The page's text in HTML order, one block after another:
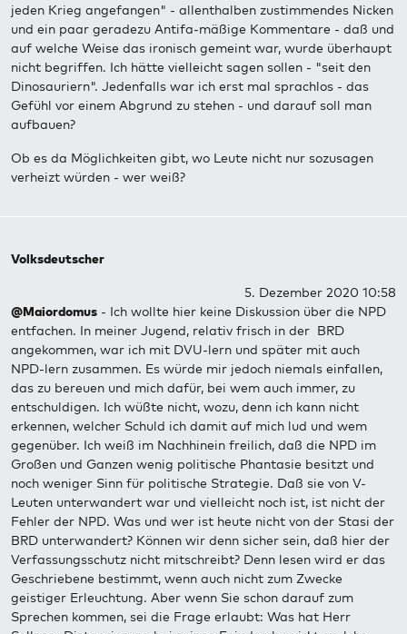
jeden Krieg angefangen" - allenthalben zustimmendes Nicken
und ein paar geradezu Antifa-mäßige Kommentare - daß und
auf welche Weise das ironisch gemeint war, wurde überhaupt
nicht begriffen. Ich hätte vielleicht sagen sollen - "seit den
Dinosauriern". Jedenfalls war ich erst mal sprachlos - das
Gefühl vor einem Abgrund zu stehen - und darauf soll man
aufbauen?
Ob es da Möglichkeiten gibt, wo Leute nicht nur sozusagen
verheizt würden - wer weiß?
Volksdeutscher
5. Dezember 2020 10:58
@Maiordomus - Ich wollte hier keine Diskussion über die NPD
entfachen. In meiner Jugend, relativ frisch in der BRD
angekommen, war ich mit DVU-lern und später mit auch
NPD-lern zusammen. Es würde mir jedoch niemals einfallen,
das zu bereuen und mich dafür, bei wem auch immer, zu
entschuldigen. Ich wüßte nicht, wozu, denn ich kann nicht
erkennen, welcher Schuld ich damit auf mich lud und wem
gegenüber. Ich weiß im Nachhinein freilich, daß die NPD im
Großen und Ganzen wenig politische Phantasie besitzt und
noch weniger Sinn für politische Strategie. Daß sie von V-
Leuten unterwandert war und vielleicht noch ist, ist nicht der
Fehler der NPD. Was und wer ist heute nicht von der Stasi der
BRD unterwandert? Können wir denn sicher sein, daß hier der
Verfassungsschutz nicht mitschreibt? Denn lesen wird er das
Geschriebene bestimmt, wenn auch nicht zum Zwecke
geistiger Erleuchtung. Aber wenn Sie schon darauf zum
Sprechen kommen, sei die Frage erlaubt: Was hat Herr